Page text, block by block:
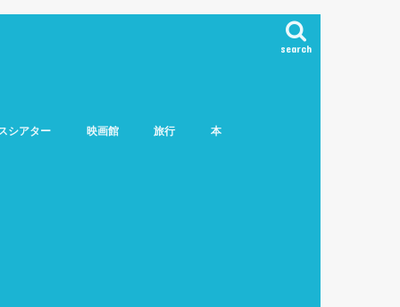
search
シアター 映画館 旅行 本